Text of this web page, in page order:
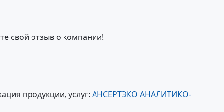
свой отзыв о компании!
продукции, услуг: АНСЕРТЭКО АНАЛИТИКО-